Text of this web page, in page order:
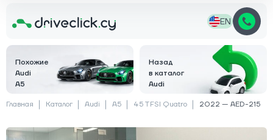
EN
Похожие
Audi
A5
Назад
в каталог
Audi
Главная Каталог Audi A5 45 TFSI Quatro 2022 — AED-215